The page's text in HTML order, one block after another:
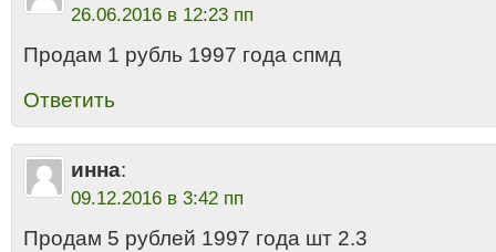
26.06.2016 в 12:23 пп
Продам 1 рубль 1997 года спмд
Ответить
инна:
09.12.2016 в 3:42 пп
Продам 5 рублей 1997 года шт 2.3